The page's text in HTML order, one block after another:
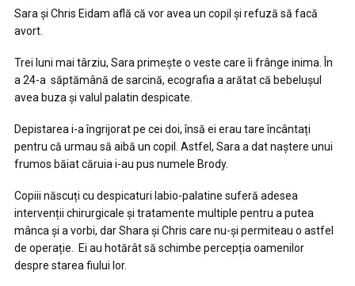
Sara și Chris Eidam află că vor avea un copil și refuză să facă
avort.
Trei luni mai târziu, Sara primește o veste care îi frânge inima. În
a 24-a săptămână de sarcină, ecografia a arătat că bebelușul
avea buza și valul palatin despicate.
Depistarea i-a îngrijorat pe cei doi, însă ei erau tare încântați
pentru că urmau să aibă un copil. Astfel, Sara a dat naștere unui
frumos băiat căruia i-au pus numele Brody.
Copiii născuți cu despicaturi labio-palatine suferă adesea
intervenții chirurgicale și tratamente multiple pentru a putea
mânca și a vorbi, dar Shara și Chris care nu-și permiteau o astfel
de operație. Ei au hotărât să schimbe percepția oamenilor
despre starea fiului lor.